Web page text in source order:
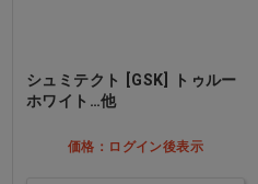
シュミテクト [GSK] トゥルー
ホワイト…他
価格：ログイン後表示